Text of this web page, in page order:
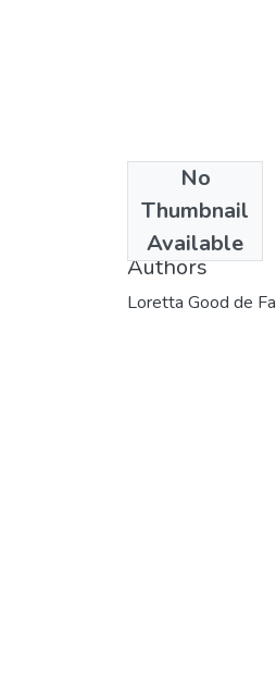
No
Thumbnail
Available
1975
Authors
Loretta Good de